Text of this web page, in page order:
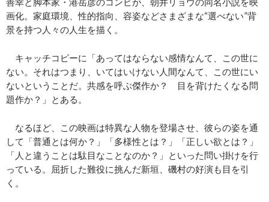
画化。家庭環境、性的指向、容姿などさまざまな“選べない”背
景を持つ人々の人生を描く。
キャッチコピーに「あってはならない感情なんて、この世に
ない。それはつまり、いてはいけない人間なんて、この世にい
ないということだ。共感を呼ぶ傑作か？ 目を背けたくなる問
題作か？」とある。
なるほど、この映画は特異な人物を登場させ、彼らの姿を通
して「普通とは何か？」「多様性とは？」「正しい欲とは？」
「人と違うことは駄目なことなのか？」といった問い掛けを行
っている。屈折した難役に挑んだ新垣、磯村の好演も目を引
く。